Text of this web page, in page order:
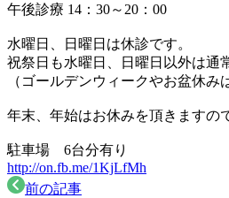
午後診療 14：30～20：00
水曜日、日曜日は休診です。
祝祭日も水曜日、日曜日以外は通
（ゴールデンウィークやお盆休み
年末、年始はお休みを頂きますの
駐車場 6台分有り
http://on.fb.me/1KjLfMh
前の記事